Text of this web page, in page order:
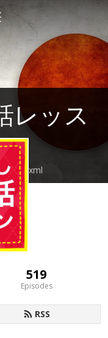
レッス
feed.xml
519
Episodes
RSS